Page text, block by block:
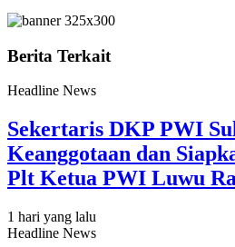
Berita Terkait
Headline News
Sekertaris DKP PWI
Keanggotaan dan
Plt Ketua PWI Luwu
1 hari yang lalu
Headline News